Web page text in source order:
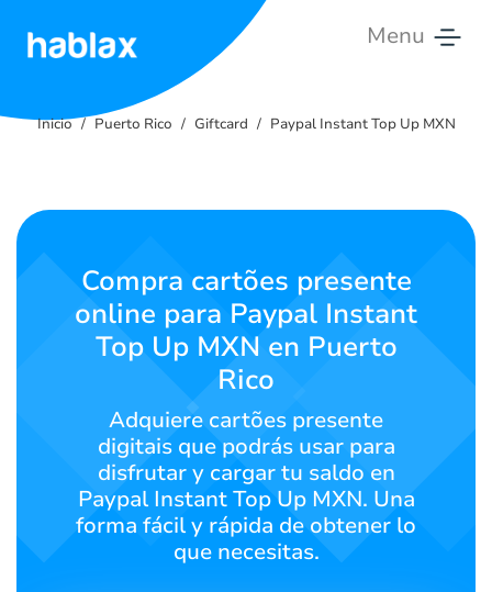
Menu
Tarifas
Contáctanos
Português
SIGN UP
Inicio Puerto Rico Giftcard Paypal Instant Top Up MXN
Compra cartões presente
online para Paypal Instant
Top Up MXN en Puerto
Rico
Adquiere cartões presente
digitais que podrás usar para
disfrutar y cargar tu saldo en
Paypal Instant Top Up MXN. Una
forma fácil y rápida de obtener lo
que necesitas.